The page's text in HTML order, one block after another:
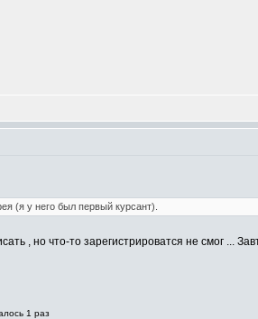
(я у него был первый курсант).
, но что-то зарегистрироватся не смог ...
1 раз